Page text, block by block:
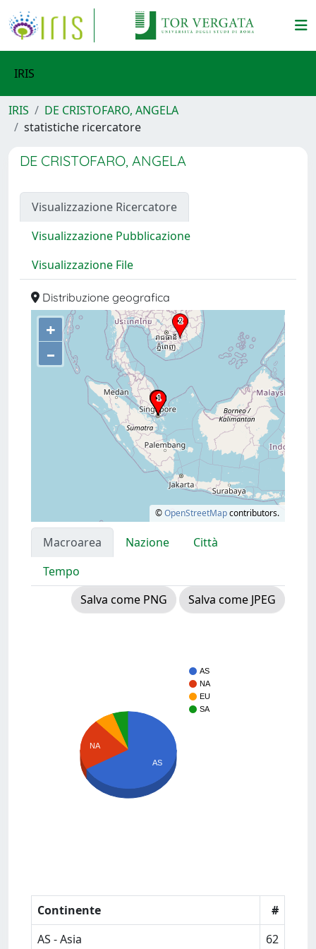
IRIS
IRIS
DE CRISTOFARO, ANGELA
statistiche ricercatore
DE CRISTOFARO, ANGELA
Visualizzazione Ricercatore
Visualizzazione Pubblicazione
Visualizzazione File
Distribuzione geografica
+
–
©OpenStreetMapcontributors.
Macroarea Nazione
Città
Tempo
Salva come PNG
Salva come JPEG
AS
NA
EU
SA
NA
AS
Continente
#
AS - Asia
62